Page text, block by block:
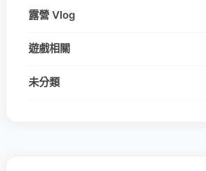
露營 Vlog
遊戲相關
未分類